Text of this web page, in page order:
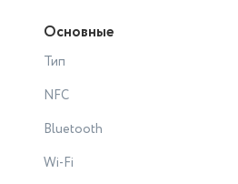
Основные
Тип
NFC
Bluetooth
Wi-Fi